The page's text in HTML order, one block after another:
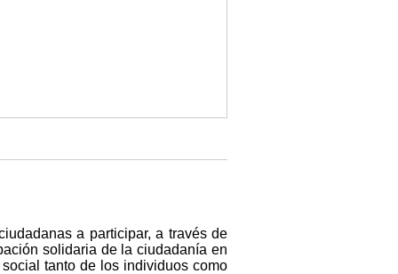
a participar, a través de
solidaria de la ciudadanía en
tanto de los individuos como